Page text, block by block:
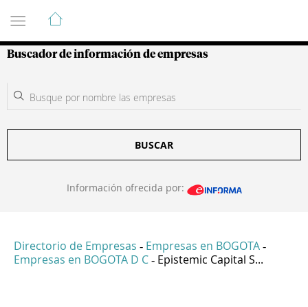
Guía de Empresas Colombianas
Buscador de información de empresas
BUSCAR
Información ofrecida por:
Directorio de Empresas - Empresas en BOGOTA -
Empresas en BOGOTA D C - Epistemic Capital S...